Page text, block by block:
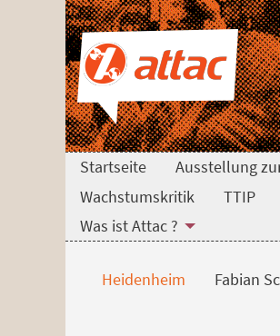
Direkt zum Hauptinhalt springen
Direkt zur Haupt-Navigation springen
Direkt zur Service-Navigation springen
Direkt zur Footer-Navigation springen
Direkt zum Footerinhalt springen
Fabian
Startseite Ausstellung
Wachstumskritik
TTIP
Was ist Attac ?
Heidenheim Fabian